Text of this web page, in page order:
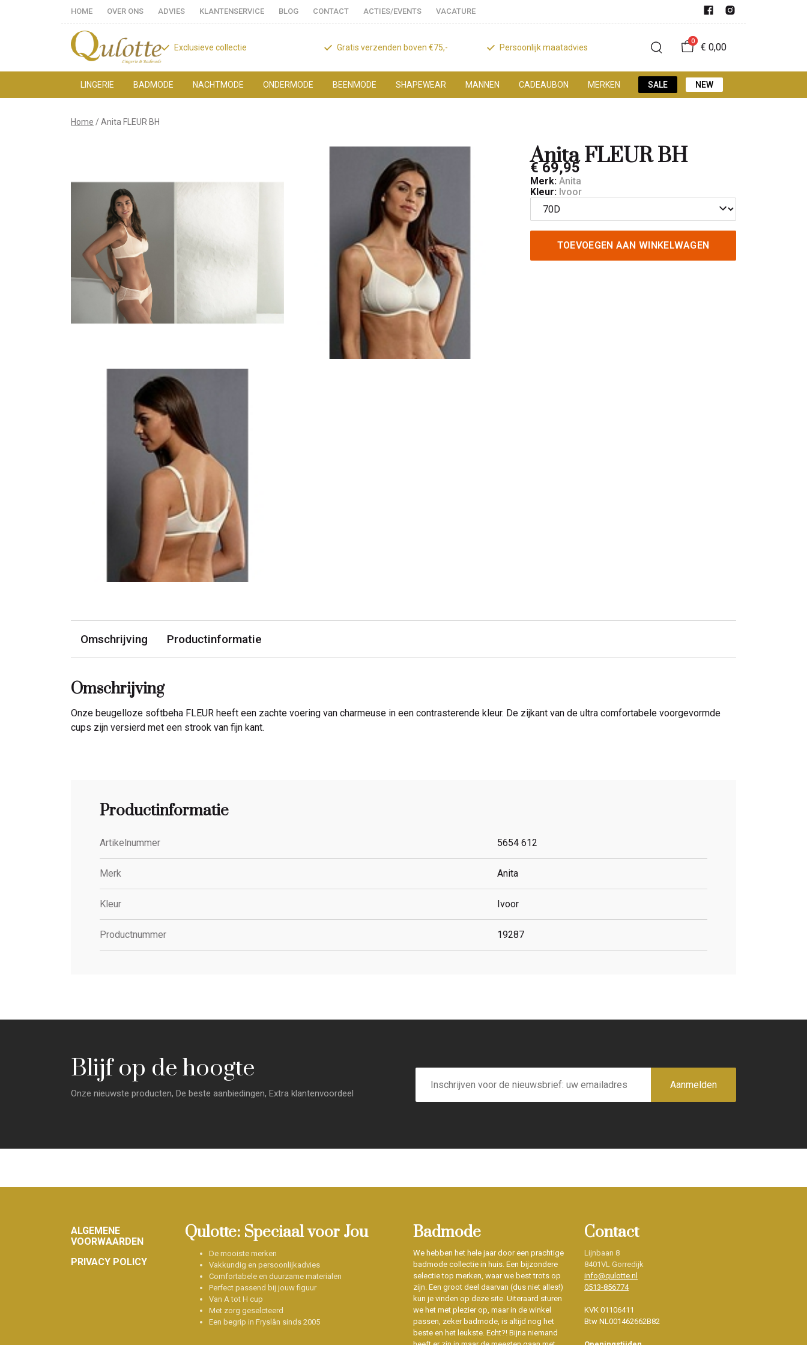
HOME OVER ONS ADVIES KLANTENSERVICE BLOG CONTACT ACTIES/EVENTS VACATURE
Exclusieve collectie Gratis verzenden boven €75,- Persoonlijk maatadvies
0
€ 0,00
LINGERIE BADMODE NACHTMODE ONDERMODE BEENMODE SHAPEWEAR MANNEN CADEAUBON MERKEN SALE NEW
Anita
Qulotte
Home Anita FLEUR BH
Anita FLEUR BH
€ 69,95
Merk: Anita
Kleur: Ivoor
TOEVOEGEN AAN WINKELWAGEN
Omschrijving Productinformatie
Omschrijving
Onze beugelloze softbeha FLEUR heeft een zachte voering van charmeuse in een contrasterende kleur. De zijkant van de ultra comfortabele voorgevormde
cups zijn versierd met een strook van fijn kant.
Productinformatie
Artikelnummer 5654 612
Merk Anita
Kleur Ivoor
Productnummer 19287
Blijf op de hoogte
Onze nieuwste producten, De beste aanbiedingen, Extra klantenvoordeel
E-
mailadres
Aanmelden
Footer
ALGEMENE
VOORWAARDEN
PRIVACY POLICY
Qulotte: Speciaal voor Jou
De mooiste merken
Vakkundig en persoonlijkadvies
Comfortabele en duurzame materialen
Perfect passend bij jouw figuur
Van A tot H cup
Met zorg geselcteerd
Een begrip in Fryslân sinds 2005
Badmode
We hebben het hele jaar door een prachtige
badmode collectie in huis. Een bijzondere
selectie top merken, waar we best trots op
zijn. Een groot deel daarvan (dus niet alles!)
kun je vinden op deze site. Uiteraard sturen
we het met plezier op, maar in de winkel
passen, zeker badmode, is altijd nog het
beste en het leukste. Echt?! Bijna niemand
Contact
Lijnbaan 8
8401VL Gorredijk
info@qulotte.nl
0513-856774
KVK 01106411
Btw NL001462662B82